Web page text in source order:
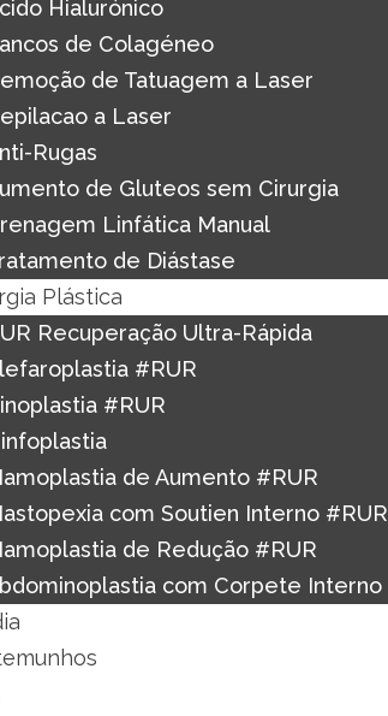
Hialurónico
de Colagéneo
de Tatuagem a Laser
a Laser
Rugas
de Gluteos sem Cirurgia
Linfática Manual
de Diástase
Plástica
Recuperação Ultra-Rápida
#RUR
#RUR
de Aumento #RUR
com Soutien Interno #RUR
de Redução #RUR
com Corpete Interno